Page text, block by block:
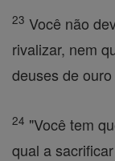
23 Você não
rivalizar, nem
deuses de ouro
24 "Você tem
qual a